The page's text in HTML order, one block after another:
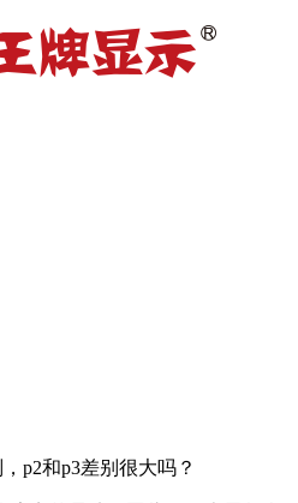
p2和p3差别很大吗？